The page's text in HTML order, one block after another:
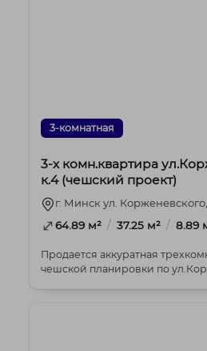
3-комнатная
3-х комн.квартира
к.4 (чешский проект)
г. Минск ул.
64.89 м² / 37.25 м² / 8.89
Продается аккуратная
чешской планировки по